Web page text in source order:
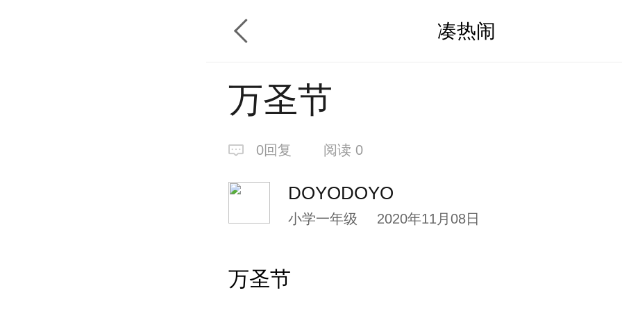
凑热闹
万圣节
0回复 阅读 0
DOYODOYO
小学一年级 2020年11月08日
万圣节